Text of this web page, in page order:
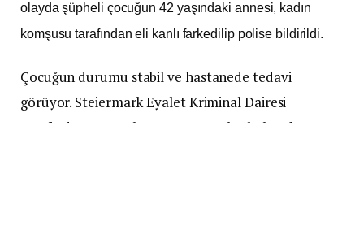
olayda şüpheli çocuğun 42 yaşındaki annesi, kadın
komşusu tarafından eli kanlı farkedilip polise bildirildi.
Çocuğun durumu stabil ve hastanede tedavi
görüyor. Steiermark Eyalet Kriminal Dairesi
tarafından yürütülen soruşturmalar halen devam